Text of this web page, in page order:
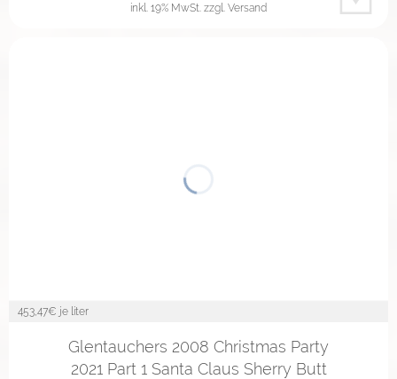
inkl. 19% MwSt. zzgl. Versand
453,47€ je liter
Glentauchers 2008 Christmas Party
2021 Part 1 Santa Claus Sherry Butt